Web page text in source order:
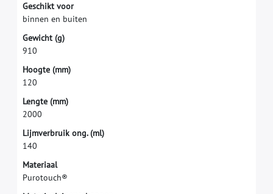
Geschikt voor
binnen en buiten
Gewicht (g)
910
Hoogte (mm)
120
Lengte (mm)
2000
Lijmverbruik ong. (ml)
140
Materiaal
Purotouch®